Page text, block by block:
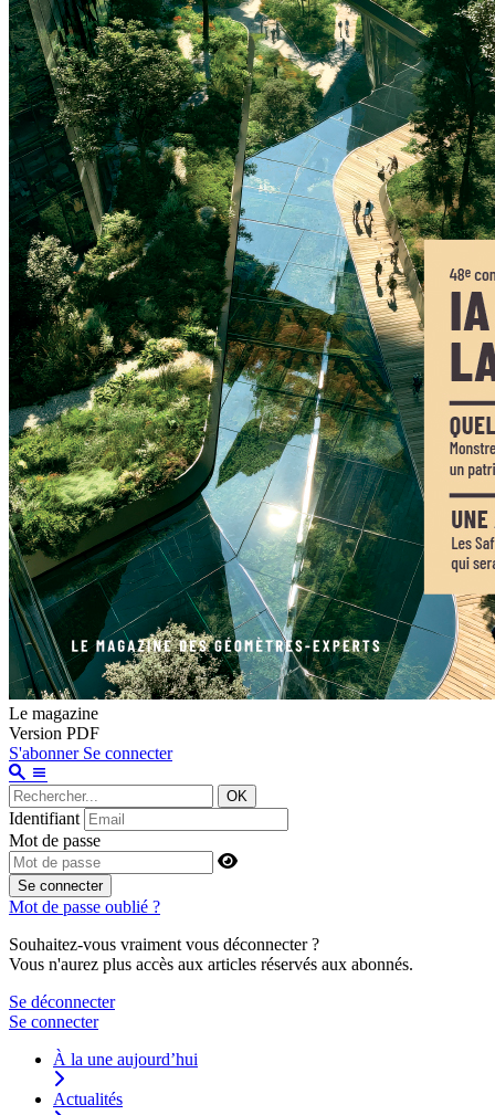
Le magazine
Version PDF
S'abonner Se connecter
OK
Identifiant
Mot de passe
Se connecter
Mot de passe oublié ?
Souhaitez-vous vraiment vous déconnecter ?
Vous n'aurez plus accès aux articles réservés aux abonnés.
Se déconnecter
Se connecter
À la une aujourd’hui
Actualités